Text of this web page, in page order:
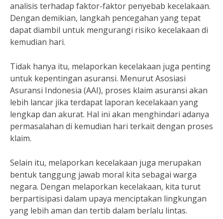
analisis terhadap faktor-faktor penyebab kecelakaan.
Dengan demikian, langkah pencegahan yang tepat
dapat diambil untuk mengurangi risiko kecelakaan di
kemudian hari.
Tidak hanya itu, melaporkan kecelakaan juga penting
untuk kepentingan asuransi. Menurut Asosiasi
Asuransi Indonesia (AAI), proses klaim asuransi akan
lebih lancar jika terdapat laporan kecelakaan yang
lengkap dan akurat. Hal ini akan menghindari adanya
permasalahan di kemudian hari terkait dengan proses
klaim.
Selain itu, melaporkan kecelakaan juga merupakan
bentuk tanggung jawab moral kita sebagai warga
negara. Dengan melaporkan kecelakaan, kita turut
berpartisipasi dalam upaya menciptakan lingkungan
yang lebih aman dan tertib dalam berlalu lintas.